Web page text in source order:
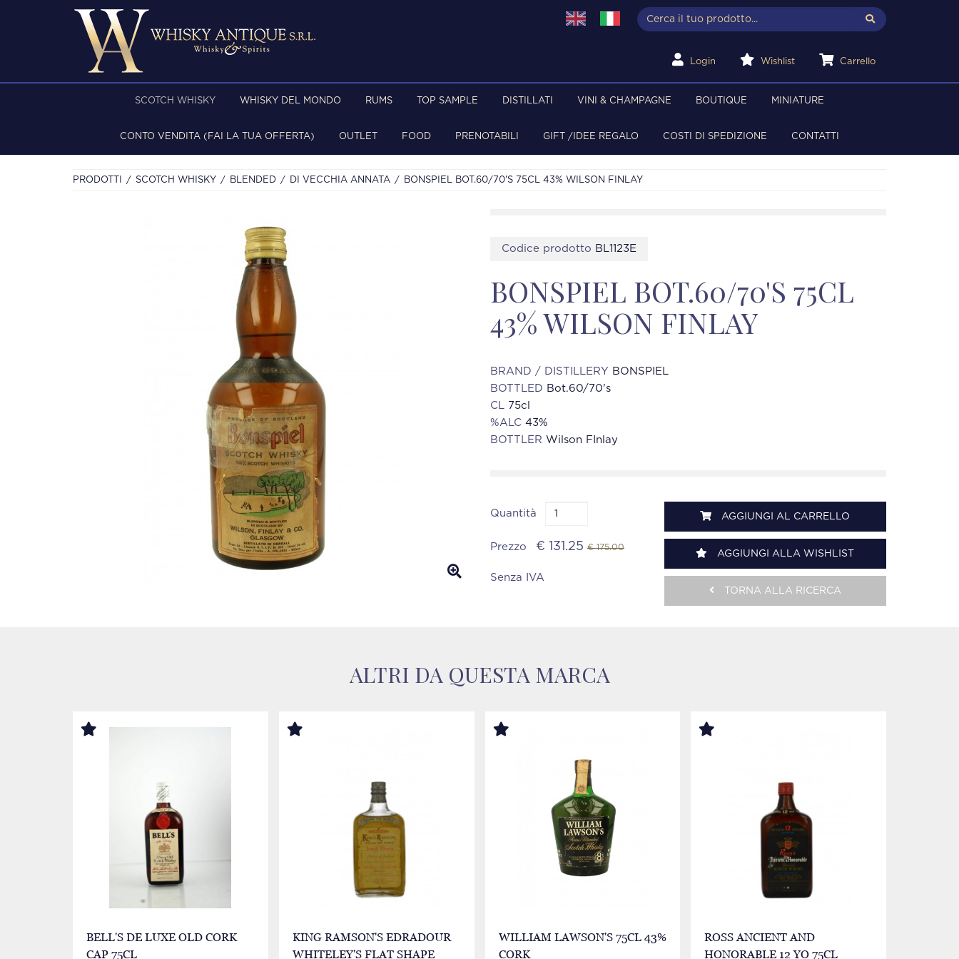
Login Wishlist Carrello
SCOTCH WHISKY WHISKY DEL MONDO RUMS TOP SAMPLE DISTILLATI VINI & CHAMPAGNE BOUTIQUE MINIATURE
CONTO VENDITA (FAI LA TUA OFFERTA) OUTLET FOOD PRENOTABILI GIFT /IDEE REGALO COSTI DI SPEDIZIONE CONTATTI
PRODOTTI SCOTCH WHISKY BLENDED DI VECCHIA ANNATA BONSPIEL BOT.60/70'S 75CL 43% WILSON FINLAY
Codice prodotto BL1123E
BONSPIEL BOT.60/70'S 75CL
43% WILSON FINLAY
BRAND / DISTILLERY BONSPIEL
BOTTLED Bot.60/70's
CL 75cl
%ALC 43%
BOTTLER Wilson FInlay
Quantità
Prezzo € 131.25 € 175.00
Senza IVA
AGGIUNGI AL CARRELLO
AGGIUNGI ALLA WISHLIST
TORNA ALLA RICERCA
ALTRI DA QUESTA MARCA
BELL'S DE LUXE OLD CORK
CAP 75CL
KING RAMSON'S EDRADOUR
WHITELEY'S FLAT SHAPE
WILLIAM LAWSON'S 75CL 43%
CORK
ROSS ANCIENT AND
HONORABLE 12 YO 75CL